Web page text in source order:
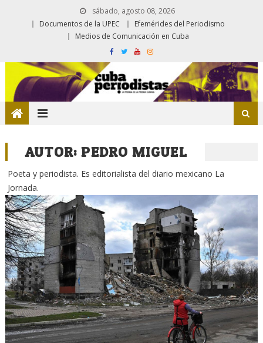
sábado, agosto 08, 2026
Documentos de la UPEC
Efemérides del Periodismo
Medios de Comunicación en Cuba
AUTOR:PEDRO MIGUEL
Poeta y periodista. Es editorialista del diario mexicano La
Jornada.